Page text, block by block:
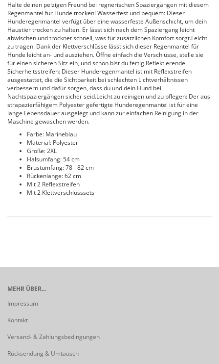
Halte deinen pelzigen Freund bei regnerischen Spaziergängen mit diesem
Regenmantel für Hunde trocken! Wasserfest und bequem: Dieser
Hunderegenmantel verfügt über eine wasserfeste Außenschicht, um dein
Haustier trocken zu halten. Er lässt sich nach dem Spaziergang leicht
abwischen und trocknet schnell, was für zusätzlichen Komfort sorgt.Leicht
zu tragen: Dank der Klettverschlüsse lässt sich dieser Regenmantel für
Hunde leicht an- und ausziehen. Öffne einfach die Verschlüsse, stelle sie
für einen sicheren Sitz ein, und schon bist du fertig.Reflektierende
Sicherheitsstreifen: Dieser Hunderegenmantel ist mit Reflexstreifen
ausgestattet, die die Sichtbarkeit bei schlechten Lichtverhältnissen
verbessern und dafür sorgen, dass du und dein Hund bei
Nachtspaziergängen sicher seid.Leicht zu reinigen und zu pflegen: Der aus
strapazierfähigem Polyester gefertigte Hunderegenmantel ist für eine
lange Lebensdauer ausgelegt und kann zur einfachen Reinigung in der
Maschine gewaschen werden.
Farbe: Marineblau
Material: Polyester
Größe: 2XL
Halsumfang: 54 cm
Brustumfang: 78 - 82 cm
Rückenlänge: 62 cm
Mit 2 Reflexstreifen
Mit 2 Klettverschlusssets
MEHR ÜBER...
Impressum
Kontakt
Versand- & Zahlungsbedingungen
Rücksendung & Umtausch